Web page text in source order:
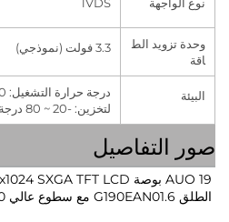
الط 3.3 فولت (نموذجي)
درجة